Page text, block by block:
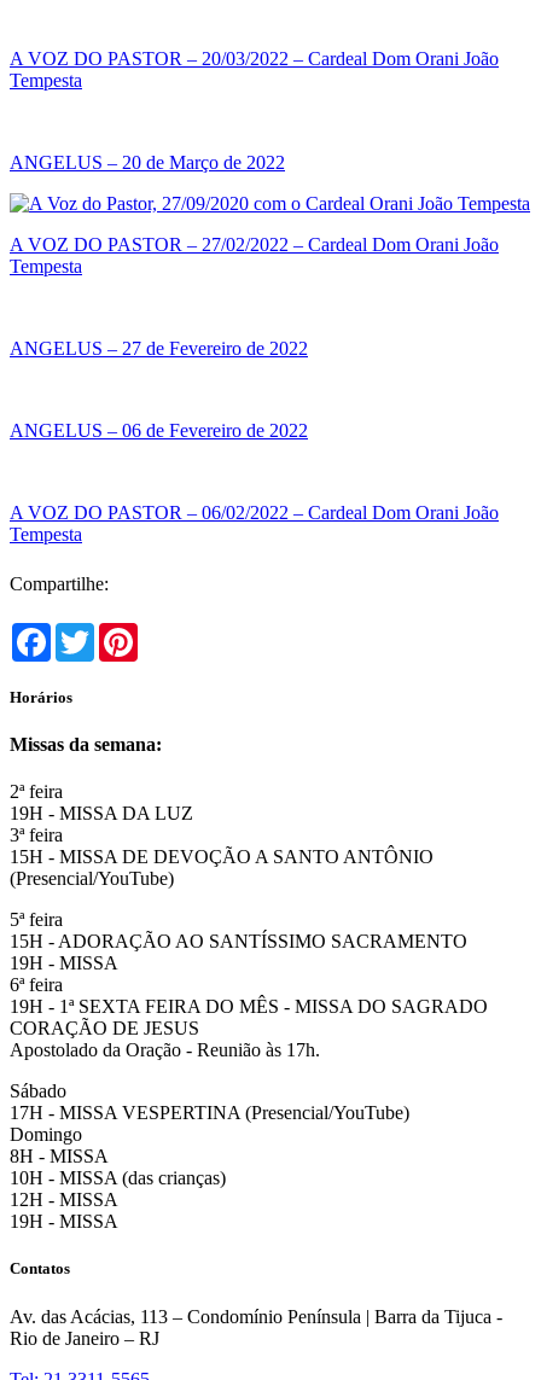
A VOZ DO PASTOR – 20/03/2022 – Cardeal Dom Orani João
Tempesta
ANGELUS – 20 de Março de 2022
A VOZ DO PASTOR – 27/02/2022 – Cardeal Dom Orani João
Tempesta
ANGELUS – 27 de Fevereiro de 2022
ANGELUS – 06 de Fevereiro de 2022
A VOZ DO PASTOR – 06/02/2022 – Cardeal Dom Orani João
Tempesta
Compartilhe:
Facebook
Twitter
Horários
Missas da semana:
2ª feira
19H - MISSA DA LUZ
3ª feira
15H - MISSA DE DEVOÇÃO A SANTO ANTÔNIO
(Presencial/YouTube)
5ª feira
15H - ADORAÇÃO AO SANTÍSSIMO SACRAMENTO
19H - MISSA
6ª feira
19H - 1ª SEXTA FEIRA DO MÊS - MISSA DO SAGRADO
CORAÇÃO DE JESUS
Apostolado da Oração - Reunião às 17h.
Sábado
17H - MISSA VESPERTINA (Presencial/YouTube)
Domingo
8H - MISSA
10H - MISSA (das crianças)
12H - MISSA
19H - MISSA
Contatos
Av. das Acácias, 113 – Condomínio Península | Barra da Tijuca -
Rio de Janeiro – RJ